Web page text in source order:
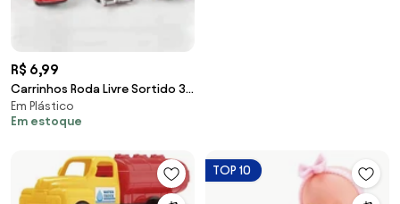
R$ 6,99
Carrinhos Roda Livre Sortido 3
Peças
Em Plástico
Em estoque
TOP 10